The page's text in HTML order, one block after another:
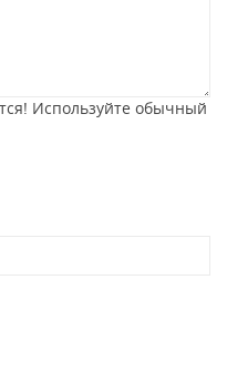
Используйте обычный